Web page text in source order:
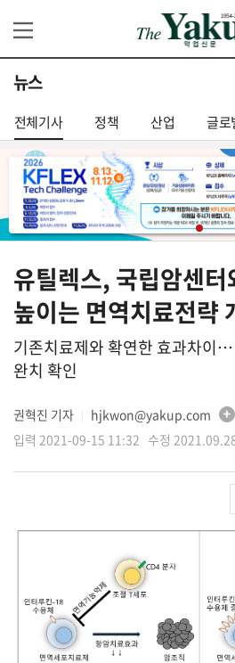
뉴스
전체기사 정책 산업 글로
유틸렉스, 국립암센터
높이는 면역치료전략
기존치료제와 확연한 효과차이
완치 확인
권혁진 기자
hjkwon@yakup.com
입력 2021-09-15 11:32 수정